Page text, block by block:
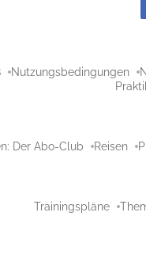
Nutzungsbedingungen
Der Abo-Club Reisen
Trainingspläne